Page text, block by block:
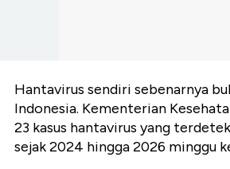
Hantavirus sendiri sebenarnya
Indonesia. Kementerian
23 kasus hantavirus yang
sejak 2024 hingga 2026 minggu